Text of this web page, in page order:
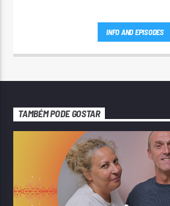
INFO AND EPISODES
TAMBÉM PODE GOSTAR